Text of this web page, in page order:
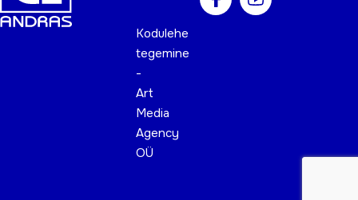
Kodulehe
tegemine
-
Art
Media
Agency
OÜ